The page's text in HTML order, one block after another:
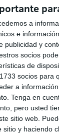
a
e
y
socios
de
socios para
a
Tenga en
pero usted
sitio web.
y haciendo
en su
acciones
prensa.